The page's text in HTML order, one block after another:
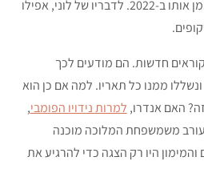
משפחת המלוכה הפסיקה לממן אותו ב-2022. לדבריו של לוני, אפילו
קוראים חדשות. הם מודעים לכך
ממנו כל תאריו. למה אם כן הוא
האם אנדרו, למרות נידויו הפומבי,
משמשפחת המלוכה מוכנה
היו רק הצגה כדי להרגיע את